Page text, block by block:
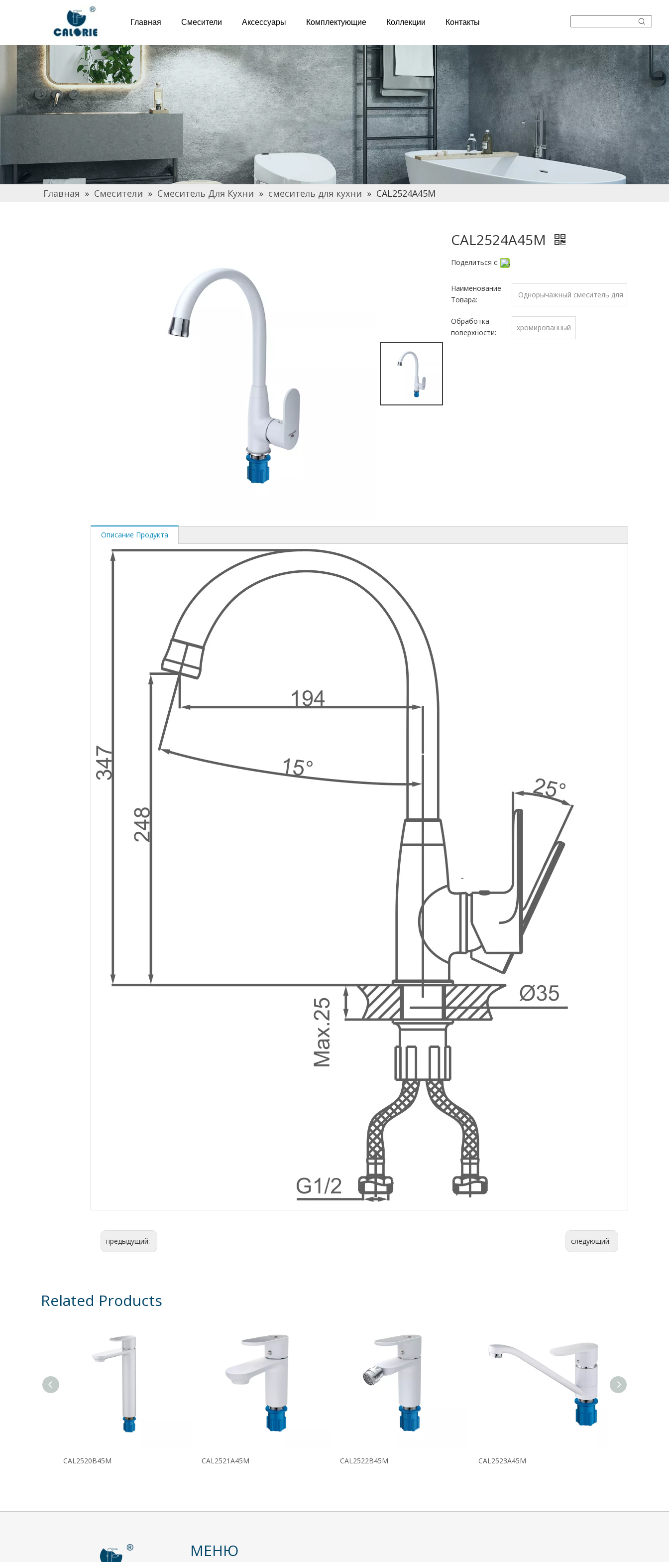
Главная Смесители Аксессуары Комплектующие Коллекции Контакты
Главная » Смесители » Смеситель Для Кухни » смеситель для кухни » CAL2524A45M
CAL2524A45M
Поделиться с:
Наименование
Товара:
Однорычажный смеситель для
Обработка
поверхности:
хромированный
Описание Продукта
предыдущий: следующий:
Related Products
CAL2520B45M CAL2521A45M CAL2522B45M CAL2523A45M
МЕНЮ